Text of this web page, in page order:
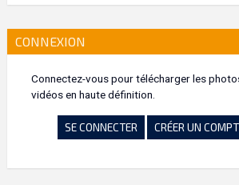
CONNEXION
Connectez-vous pour télécharger les
vidéos en haute définition.
SE CONNECTER CRÉER UN